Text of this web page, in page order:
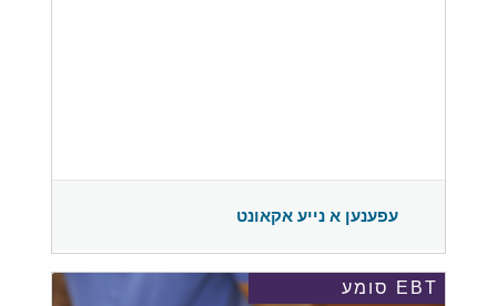
עפענען א נייע אקאונט
EBT סומע